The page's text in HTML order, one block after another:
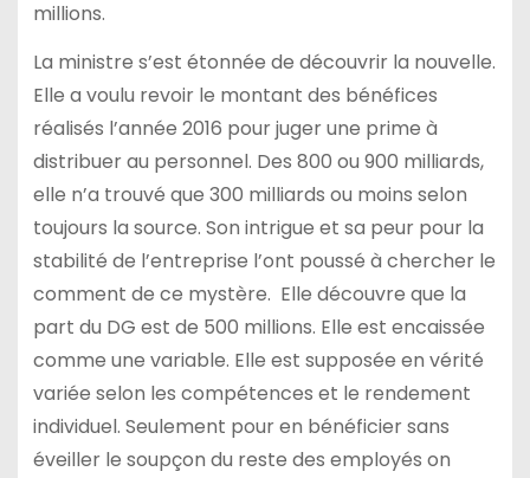
millions.
La ministre s’est étonnée de découvrir la nouvelle.
Elle a voulu revoir le montant des bénéfices
réalisés l’année 2016 pour juger une prime à
distribuer au personnel. Des 800 ou 900 milliards,
elle n’a trouvé que 300 milliards ou moins selon
toujours la source. Son intrigue et sa peur pour la
stabilité de l’entreprise l’ont poussé à chercher le
comment de ce mystère. Elle découvre que la
part du DG est de 500 millions. Elle est encaissée
comme une variable. Elle est supposée en vérité
variée selon les compétences et le rendement
individuel. Seulement pour en bénéficier sans
éveiller le soupçon du reste des employés on